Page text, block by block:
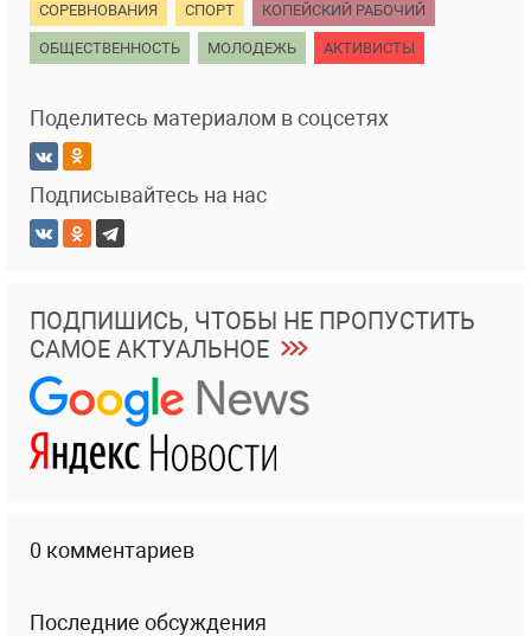
СОРЕВНОВАНИЯ СПОРТ КОПЕЙСКИЙ РАБОЧИЙ
ОБЩЕСТВЕННОСТЬ МОЛОДЕЖЬ АКТИВИСТЫ
Поделитесь материалом в соцсетях
Подписывайтесь на нас
ПОДПИШИСЬ, ЧТОБЫ НЕ ПРОПУСТИТЬ
САМОЕ АКТУАЛЬНОЕ
0 комментариев
Последние обсуждения